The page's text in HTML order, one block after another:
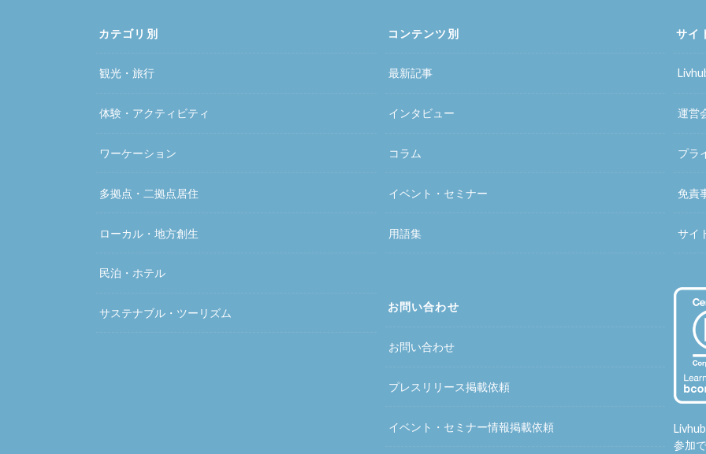
カテゴリ別
観光・旅行
体験・アクティビティ
ワーケーション
多拠点・二拠点居住
ローカル・地方創生
民泊・ホテル
サステナブル・ツーリズム
コンテンツ別
最新記事
インタビュー
コラム
イベント・セミナー
用語集
お問い合わせ
お問い合わせ
プレスリリース掲載依頼
イベント・セミナー情報掲載依頼
サイ
運営
プラ
免責
サイ
参加